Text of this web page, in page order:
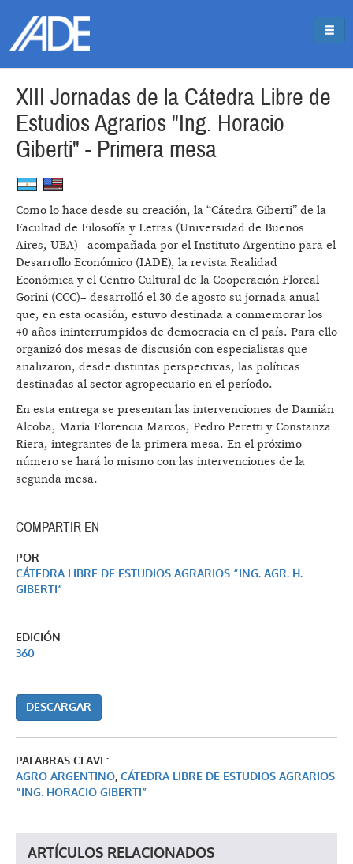
XIII Jornadas de la Cátedra Libre de
Estudios Agrarios "Ing. Horacio
Giberti" - Primera mesa
Como lo hace desde su creación, la “Cátedra Giberti” de la
Facultad de Filosofía y Letras (Universidad de Buenos
Aires, UBA) –acompañada por el Instituto Argentino para el
Desarrollo Económico (IADE), la revista Realidad
Económica y el Centro Cultural de la Cooperación Floreal
Gorini (CCC)– desarrolló el 30 de agosto su jornada anual
que, en esta ocasión, estuvo destinada a conmemorar los
40 años ininterrumpidos de democracia en el país. Para ello
organizó dos mesas de discusión con especialistas que
analizaron, desde distintas perspectivas, las políticas
destinadas al sector agropecuario en el período.
En esta entrega se presentan las intervenciones de Damián
Alcoba, María Florencia Marcos, Pedro Peretti y Constanza
Riera, integrantes de la primera mesa. En el próximo
número se hará lo mismo con las intervenciones de la
segunda mesa.
COMPARTIR EN
POR
CÁTEDRA LIBRE DE ESTUDIOS AGRARIOS “ING. AGR. H.
GIBERTI”
EDICIÓN
360
DESCARGAR
PALABRAS CLAVE:
AGRO ARGENTINO, CÁTEDRA LIBRE DE ESTUDIOS AGRARIOS
“ING. HORACIO GIBERTI”
ARTÍCULOS RELACIONADOS